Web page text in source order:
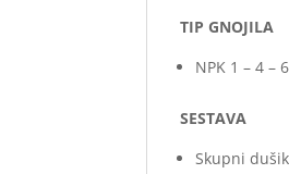
TIP GNOJILA
NPK 1 – 4 – 6
SESTAVA
Skupni